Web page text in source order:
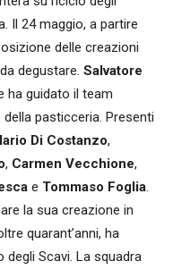
Il 24 maggio, a partire
delle creazioni
degustare. Salvatore
ha guidato il team
pasticceria. Presenti
Di Costanzo,
, Carmen Vecchione,
e Tommaso Foglia.
la sua creazione in
quarant’anni, ha
Scavi. La squadra